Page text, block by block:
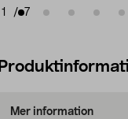
1 / 7
Mer information